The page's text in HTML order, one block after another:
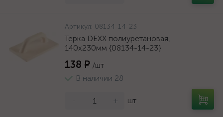
Артикул: 08134-14-23
Терка DEXX полиуретановая,
140x230мм {08134-14-23}
138 ₽ /шт
В наличии 28
+ шт